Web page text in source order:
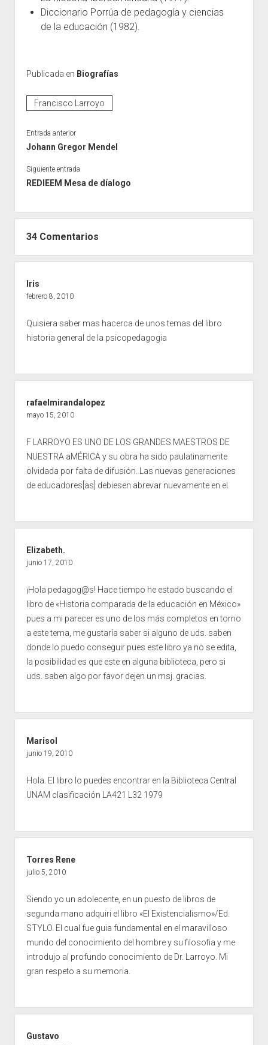
Diccionario Porrúa de pedagogía y ciencias
de la educación (1982).
Publicada en Biografías
Francisco Larroyo
Entrada anterior
Johann Gregor Mendel
Siguiente entrada
REDIEEM Mesa de díalogo
34 Comentarios
Iris
febrero 8, 2010
Quisiera saber mas hacerca de unos temas del libro
historia general de la psicopedagogia
rafaelmirandalopez
mayo 15, 2010
F LARROYO ES UNO DE LOS GRANDES MAESTROS DE
NUESTRA aMÉRICA y su obra ha sido paulatinamente
olvidada por falta de difusión. Las nuevas generaciones
de educadores[as] debiesen abrevar nuevamente en el.
Elizabeth.
junio 17, 2010
¡Hola pedagog@s! Hace tiempo he estado buscando el
libro de «Historia comparada de la educación en México»
pues a mi parecer es uno de los más completos en torno
a este tema, me gustaría saber si alguno de uds. saben
donde lo puedo conseguir pues este libro ya no se edita,
la posibilidad es que este en alguna biblioteca, pero si
uds. saben algo por favor dejen un msj. gracias.
Marisol
junio 19, 2010
Hola. El libro lo puedes encontrar en la Biblioteca Central
UNAM clasificación LA421 L32 1979
Torres Rene
julio 5, 2010
Siendo yo un adolecente, en un puesto de libros de
segunda mano adquiri el libro «El Existencialismo»/Ed.
STYLO. El cual fue guia fundamental en el maravilloso
mundo del conocimiento del hombre y su filosofia y me
introdujo al profundo conocimiento de Dr. Larroyo. Mi
gran respeto a su memoria.
Gustavo